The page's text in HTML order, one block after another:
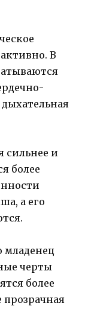
В
сильнее и
более
а его
младенец
черты
более